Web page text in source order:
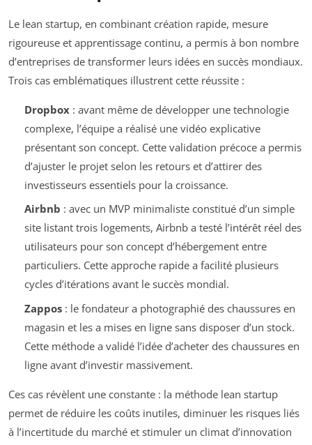
Le lean startup, en combinant création rapide, mesure
rigoureuse et apprentissage continu, a permis à bon nombre
d’entreprises de transformer leurs idées en succès mondiaux.
Trois cas emblématiques illustrent cette réussite :
Dropbox: avant même de développer une technologie
complexe, l’équipe a réalisé une vidéo explicative
présentant son concept. Cette validation précoce a permis
d’ajuster le projet selon les retours et d’attirer des
investisseurs essentiels pour la croissance.
Airbnb : avec un MVP minimaliste constitué d’un simple
site listant trois logements, Airbnb a testé l’intérêt réel des
utilisateurs pour son concept d’hébergement entre
particuliers. Cette approche rapide a facilité plusieurs
cycles d’itérations avant le succès mondial.
Zappos: le fondateur a photographié des chaussures en
magasin et les a mises en ligne sans disposer d’un stock.
Cette méthode a validé l’idée d’acheter des chaussures en
ligne avant d’investir massivement.
Ces cas révèlent une constante : la méthode lean startup
permet de réduire les coûts inutiles, diminuer les risques liés
à l’incertitude du marché et stimuler un climat d’innovation